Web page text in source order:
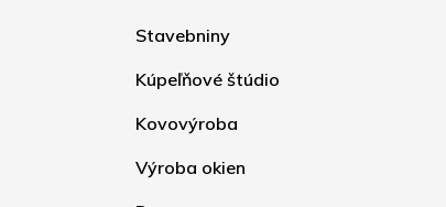
Stavebniny
Kúpeľňové štúdio
Kovovýroba
Výroba okien